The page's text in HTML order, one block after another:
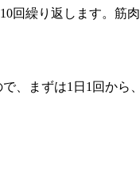
回繰り返します。筋
、まずは1日1回から